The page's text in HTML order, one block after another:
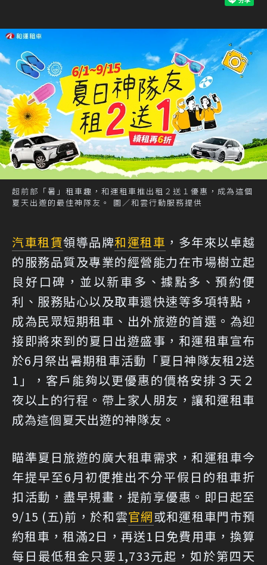
超前部「暑」租車趣，和運租車推出租２送１優惠，成為這個
夏天出遊的最佳神隊友。 圖／和雲行動服務提供
汽車租賃領導品牌和運租車 ，多年來以卓越
的服務品質及專業的經營能力在市場樹立起
良好口碑，並以新車多、據點多、預約便
利、服務貼心以及取車還快速等多項特點，
成為民眾短期租車、出外旅遊的首選。為迎
接即將來到的夏日出遊盛事，和運租車宣布
於6月祭出暑期租車活動「夏日神隊友租2送
1」，客戶能夠以更優惠的價格安排３天２
夜以上的行程。帶上家人朋友，讓和運租車
成為這個夏天出遊的神隊友。
瞄準夏日旅遊的廣大租車需求，和運租車今
年提早至6月初便推出不分平假日的租車折
扣活動，盡早規畫，提前享優惠。即日起至
9/15 (五)前，於和雲官網或和運租車門市預
約租車，租滿2日，再送1日免費用車，換算
每日最低租金只要1,733元起，如於第四天